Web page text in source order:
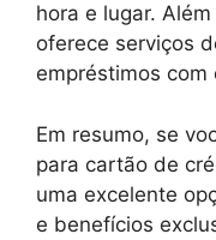
hora e lugar.
oferece serviços
empréstimos com
Em resumo, se
para cartão de
uma excelente
e benefícios